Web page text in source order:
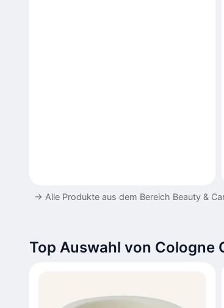
→ Alle Produkte aus dem Bereich Beauty &
Top Auswahl von Cologne